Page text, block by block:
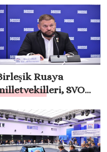
Rusya
SVO
olmalarına izin
yasal